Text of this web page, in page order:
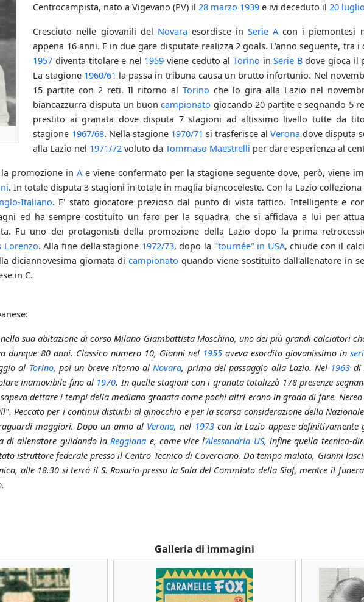
Centrocampista, nato a Vigevano (PV) il28 marzo 1939 e ivi deceduto il20 luglio
Cresciuto nelle giovanili del Novara esordisce inSerie A con i piemontesi
appena 16 anni. E in due gare disputate realizza 2 goals. L'anno seguente, tra
1957 diventa titolare e nel 1959 viene ceduto al Torino inSerie Bdove gioca il
La stagione 1960/61 la passa in tribuna causa un brutto infortunio. Nel
15 partite con 2 reti. Il ritorno alTorino che lo gira alla Lazio nel
biancazzurra disputa un buoncampionato giocando 20 partite e segnando 5
prestito ai granata dove disputa 7 stagioni ad altissimo livello tutte da
stagione 1967/68. Nella stagione 1970/71 si trasferisce alVerona dove disputa
alla Lazio nel 1971/72 voluto daTommaso Maestrelli per dare esperienza al
promozione in A e viene confermato per la stagione seguente dove, però, viene
. In totale disputa 3 stagioni in totale in maglia biancoceleste. Con la Lazio colleziona
Italiano. E' stato giocatore prezioso dal punto di vista tattico. Intelligente e
ed ha sempre costituito un faro per la squadra, che si affidava a lui per
Fu uno dei protagonisti della promozione della Lazio dopo la prima
Lorenzo. Alla fine della stagione 1972/73, dopo la "tournée" in USA, chiude con il
diciannovesima giornata dicampionato quando viene sostituito dall'allenatore in
in C.
sua abitazione di corso Milano Giambattista Moschino, uno dei più grandi calciatori
dunque 80 anni. Classico numero 10, Gianni nel 1955 aveva esordito giovanissimo in
al Torino, poi un breve ritorno alNovara, prima del passaggio alla Lazio. Nel 1963 di
inamovibile fino al 1970. In quelle stagioni con i granata totalizzò 178 presenze
dettare i tempi della mediana granata come pochi altri erano in grado di fare.
Peccato per i continui disturbi al ginocchio e per la scarsa considerazione della
maggiori. Dopo un anno al Verona, nel 1973con la Lazio appese definitivamente
di allenatore guidando laReggiana e, come vice l'Alessandria US, infine quella tecnico-
istruttore federale presso il Centro Tecnico di Coverciano. Da tempo malato, Gianni
alle 18.30 si terrà il S. Rosario presso la Sala del Commiato della Siof, mentre il
Galleria di immagini